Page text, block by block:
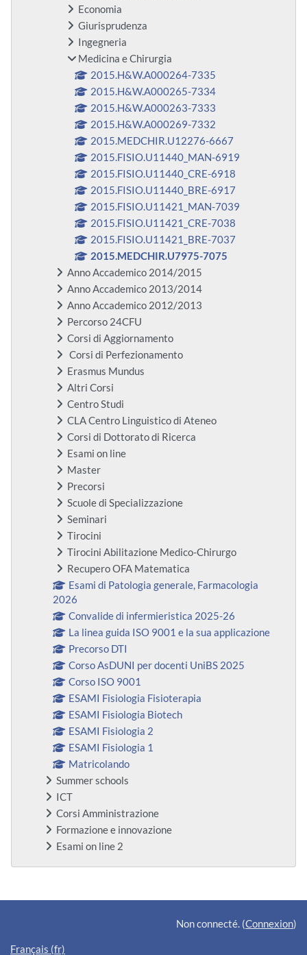
Economia
Giurisprudenza
Ingegneria
Medicina e Chirurgia
2015.H&W.A000264-7335
2015.H&W.A000265-7334
2015.H&W.A000263-7333
2015.H&W.A000269-7332
2015.MEDCHIR.U12276-6667
2015.FISIO.U11440_MAN-6919
2015.FISIO.U11440_CRE-6918
2015.FISIO.U11440_BRE-6917
2015.FISIO.U11421_MAN-7039
2015.FISIO.U11421_CRE-7038
2015.FISIO.U11421_BRE-7037
2015.MEDCHIR.U7975-7075
Anno Accademico 2014/2015
Anno Accademico 2013/2014
Anno Accademico 2012/2013
Percorso 24CFU
Corsi di Aggiornamento
Corsi di Perfezionamento
Erasmus Mundus
Altri Corsi
Centro Studi
CLA Centro Linguistico di Ateneo
Corsi di Dottorato di Ricerca
Esami on line
Master
Precorsi
Scuole di Specializzazione
Seminari
Tirocini
Tirocini Abilitazione Medico-Chirurgo
Recupero OFA Matematica
Esami di Patologia generale, Farmacologia
2026
Convalide di infermieristica 2025-26
La linea guida ISO 9001 e la sua applicazione
Precorso DTI
Corso AsDUNI per docenti UniBS 2025
Corso ISO 9001
ESAMI Fisiologia Fisioterapia
ESAMI Fisiologia Biotech
ESAMI Fisiologia 2
ESAMI Fisiologia 1
Matricolando
Summer schools
ICT
Corsi Amministrazione
Formazione e innovazione
Esami on line 2
Blocs supplémentaires
Non connecté. (Connexion)
Français ‎(fr)‎